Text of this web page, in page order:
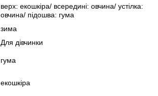
верх: екошкіра/ всередині: овчина/ устілка:
овчина/ підошва: гума
зима
Для дівчинки
гума
екошкіра